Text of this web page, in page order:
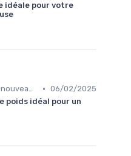
idéale pour votre
Innovations et nouveaux produits • 06/02/2025
poids idéal pour un